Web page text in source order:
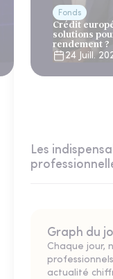
Fonds
Crédit
solutions
rendement ?
24 Juill.
Les
Graph du
Chaque jour,
actualité